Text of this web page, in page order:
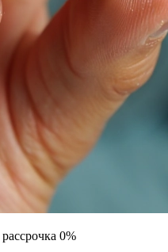
рассрочка 0%